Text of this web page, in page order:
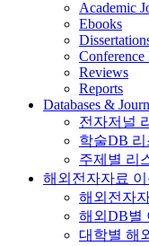
Academic
Ebooks
Conference
Reviews
Reports
Databases &
전자저널
학술DB 리
주제별 리
해외전자자료 이
해외전자
해외DB별
대학별 해